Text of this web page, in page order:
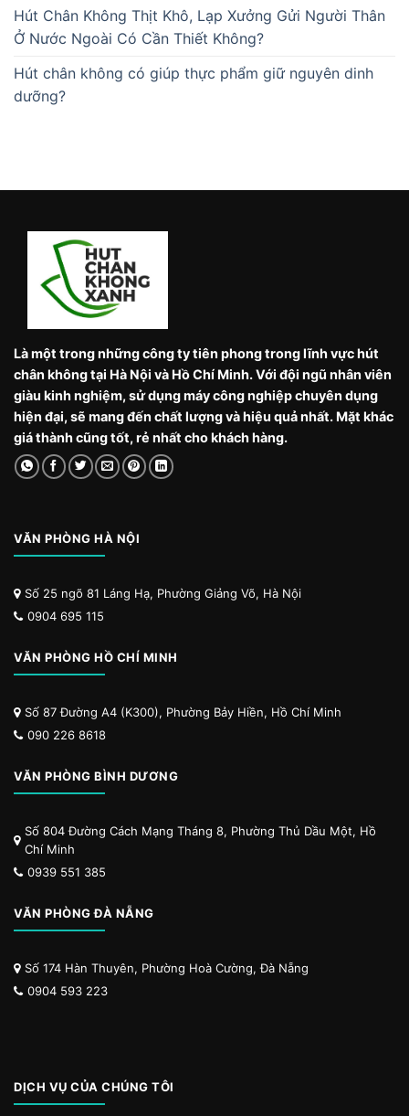
Hút Chân Không Thịt Khô, Lạp Xưởng Gửi Người Thân
Ở Nước Ngoài Có Cần Thiết Không?
Hút chân không có giúp thực phẩm giữ nguyên dinh
dưỡng?
Là một trong những công ty tiên phong trong lĩnh vực hút
chân không tại Hà Nội và Hồ Chí Minh. Với đội ngũ nhân viên
giàu kinh nghiệm, sử dụng máy công nghiệp chuyên dụng
hiện đại, sẽ mang đến chất lượng và hiệu quả nhất. Mặt khác
giá thành cũng tốt, rẻ nhất cho khách hàng.
VĂN PHÒNG HÀ NỘI
Số 25 ngõ 81 Láng Hạ, Phường Giảng Võ, Hà Nội
0904 695 115
VĂN PHÒNG HỒ CHÍ MINH
Số 87 Đường A4 (K300), Phường Bảy Hiền, Hồ Chí Minh
090 226 8618
VĂN PHÒNG BÌNH DƯƠNG
Số 804 Đường Cách Mạng Tháng 8, Phường Thủ Dầu Một, Hồ
Chí Minh
0939 551 385
VĂN PHÒNG ĐÀ NẴNG
Số 174 Hàn Thuyên, Phường Hoà Cường, Đà Nẵng
0904 593 223
DỊCH VỤ CỦA CHÚNG TÔI